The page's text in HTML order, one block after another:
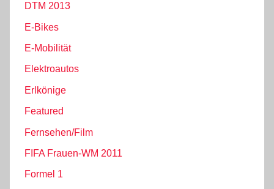
DTM 2013
E-Bikes
E-Mobilität
Elektroautos
Erlkönige
Featured
Fernsehen/Film
FIFA Frauen-WM 2011
Formel 1